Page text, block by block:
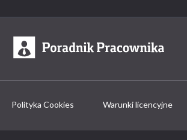
Polityka Cookies Warunki licencyjne